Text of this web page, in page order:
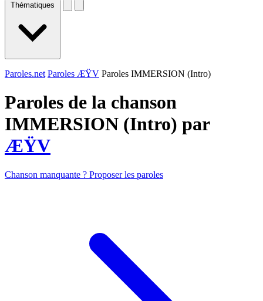
Thématiques
Paroles.net Paroles ÆŸV Paroles IMMERSION (Intro)
Paroles de la chanson
IMMERSION (Intro) par
ÆŸV
Chanson manquante ? Proposer les paroles